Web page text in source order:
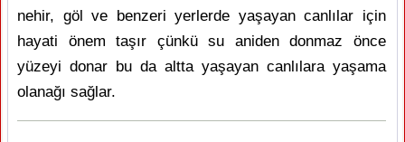
nehir, göl ve benzeri yerlerde yaşayan canlılar için
hayati önem taşır çünkü su aniden donmaz önce
yüzeyi donar bu da altta yaşayan canlılara yaşama
olanağı sağlar.